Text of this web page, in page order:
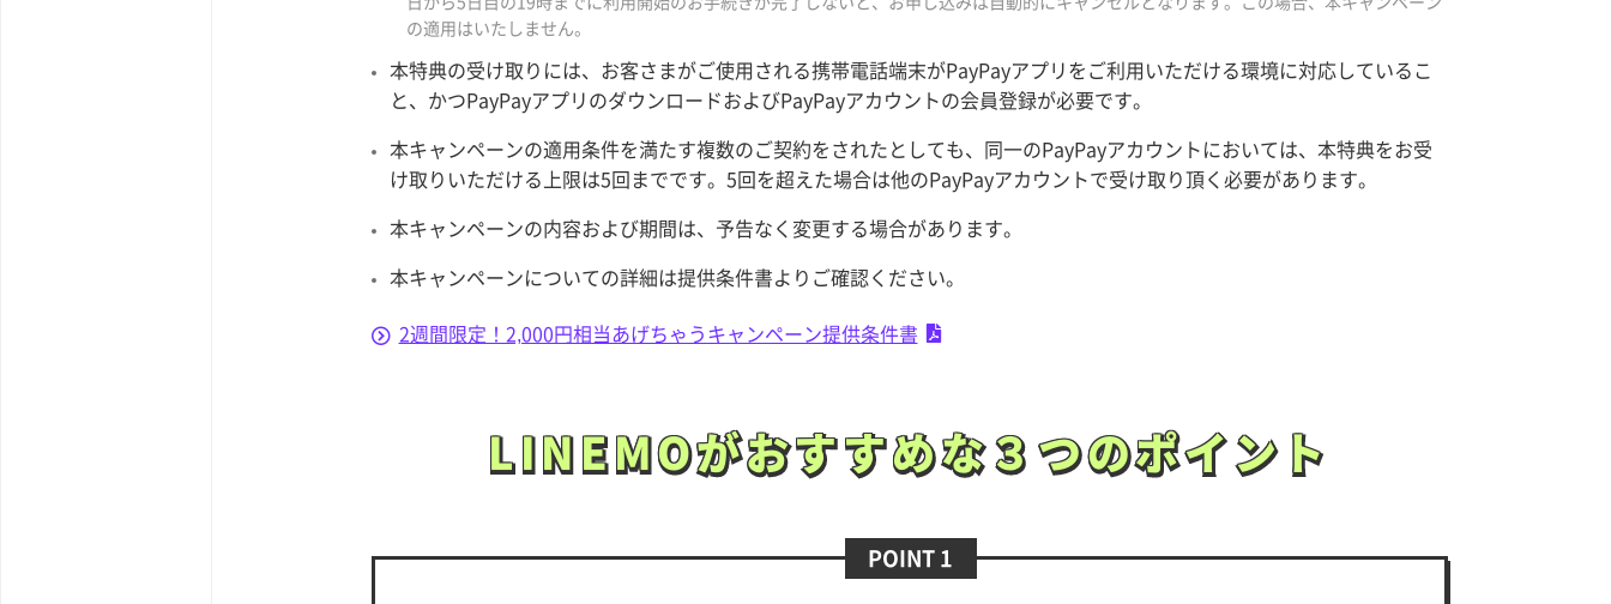
の適用はいたしません。
本特典の受け取りには、お客さまがご使用される携帯電話端末がPayPayアプリをご利用いただける環境に対応しているこ
と、かつPayPayアプリのダウンロードおよびPayPayアカウントの会員登録が必要です。
本キャンペーンの適用条件を満たす複数のご契約をされたとしても、同一のPayPayアカウントにおいては、本特典をお受
け取りいただける上限は5回までです。5回を超えた場合は他のPayPayアカウントで受け取り頂く必要があります。
本キャンペーンの内容および期間は、予告なく変更する場合があります。
本キャンペーンについての詳細は提供条件書よりご確認ください。
2週間限定！2,000円相当あげちゃうキャンペーン提供条件書
LINEMOがおすすめな３つのポイント
LINEMOがおすすめな３つのポイント
POINT 1